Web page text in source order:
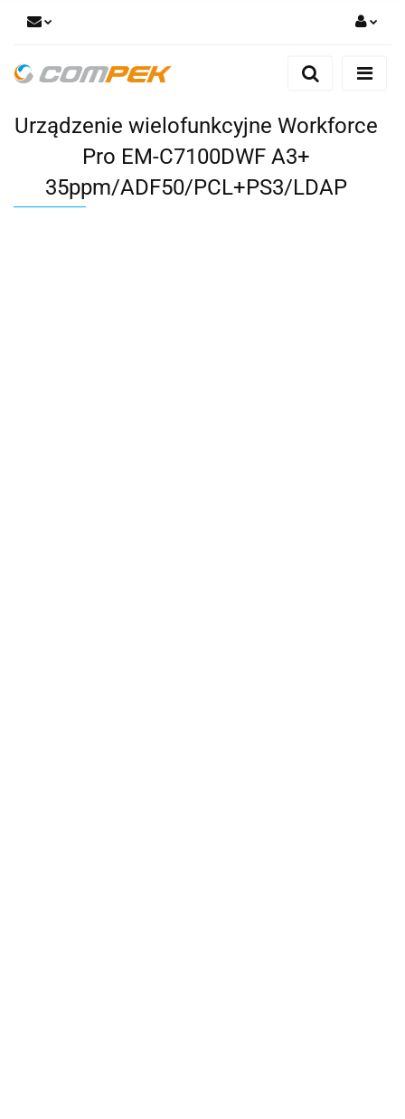
Zaloguj się
Dodaj zgłoszenie
Zgody cookies
Urządzenie wielofunkcyjne Workforce
Pro EM-C7100DWF A3+
35ppm/ADF50/PCL+PS3/LDAP